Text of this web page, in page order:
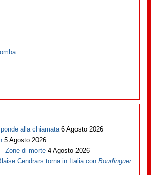
alla chiamata 6 Agosto 2026
5 Agosto 2026
Zone di morte 4 Agosto 2026
Cendrars torna in Italia conBourlinguer